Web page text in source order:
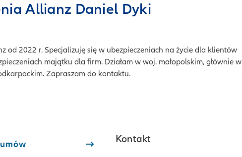
Allianz Daniel Dyki
od 2022 r. Specjalizuję się w ubezpieczeniach na życie dla klientów
majątku dla firm. Działam w woj. małopolskim, głównie w
Zapraszam do kontaktu.
Kontakt